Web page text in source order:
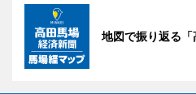
地図で振り返る「